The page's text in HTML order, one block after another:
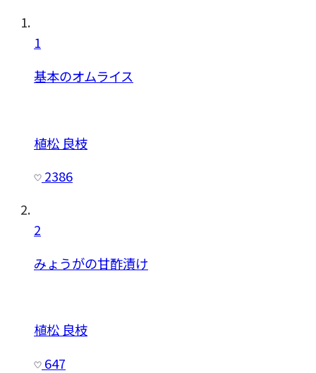
1
基本のオムライス
植松 良枝
2386
2
みょうがの甘酢漬け
植松 良枝
647